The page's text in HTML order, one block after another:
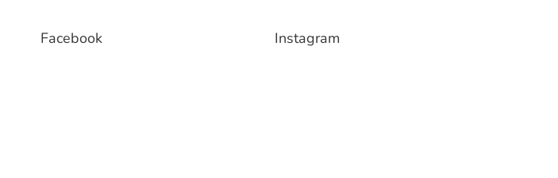
Facebook Instagram